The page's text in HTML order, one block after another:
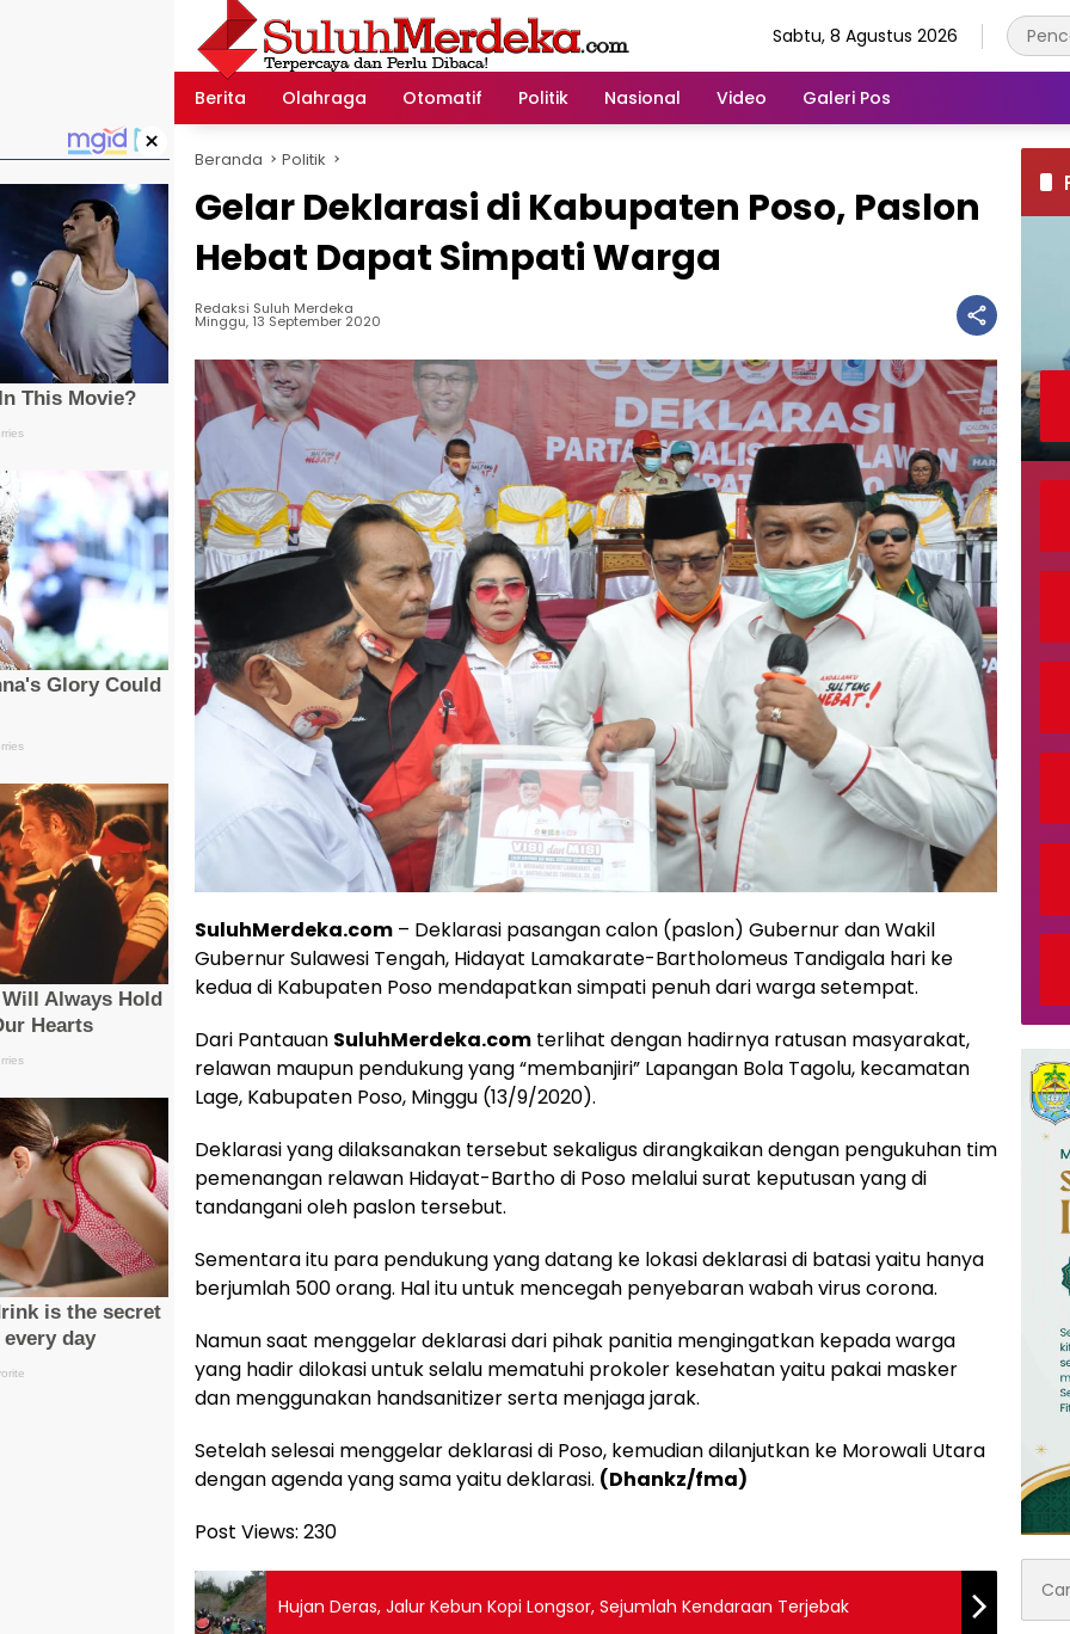
Sabtu, 8 Agustus 2026
Berita Olahraga Otomatif Politik Nasional Video Galeri Pos
× Beranda Politik
Gelar Deklarasi di Kabupaten Poso, Paslon
Hebat Dapat Simpati Warga
Redaksi Suluh Merdeka
Minggu, 13 September 2020
SuluhMerdeka.com – Deklarasi pasangan calon (paslon) Gubernur dan Wakil
Gubernur Sulawesi Tengah, Hidayat Lamakarate-Bartholomeus Tandigala hari ke
kedua di Kabupaten Poso mendapatkan simpati penuh dari warga setempat.
Dari Pantauan SuluhMerdeka.com terlihat dengan hadirnya ratusan masyarakat,
relawan maupun pendukung yang “membanjiri” Lapangan Bola Tagolu, kecamatan
Lage, Kabupaten Poso, Minggu (13/9/2020).
Deklarasi yang dilaksanakan tersebut sekaligus dirangkaikan dengan pengukuhan tim
pemenangan relawan Hidayat-Bartho di Poso melalui surat keputusan yang di
tandangani oleh paslon tersebut.
Sementara itu para pendukung yang datang ke lokasi deklarasi di batasi yaitu hanya
berjumlah 500 orang. Hal itu untuk mencegah penyebaran wabah virus corona.
Namun saat menggelar deklarasi dari pihak panitia mengingatkan kepada warga
yang hadir dilokasi untuk selalu mematuhi prokoler kesehatan yaitu pakai masker
dan menggunakan handsanitizer serta menjaga jarak.
Setelah selesai menggelar deklarasi di Poso, kemudian dilanjutkan ke Morowali Utara
dengan agenda yang sama yaitu deklarasi. (Dhankz/fma)
Post Views: 230
Hujan Deras, Jalur Kebun Kopi Longsor, Sejumlah Kendaraan Terjebak
untuk: